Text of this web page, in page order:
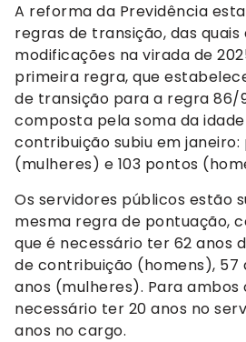
A reforma da Previdência
regras de transição, das
modificações na virada de
primeira regra, que
de transição para a regra 86/
composta pela soma da
contribuição subiu em
(mulheres) e 103 pontos
Os servidores públicos estão
mesma regra de pontuação,
que é necessário ter 62 anos
de contribuição (homens), 57
anos (mulheres). Para ambos
necessário ter 20 anos no
anos no cargo.